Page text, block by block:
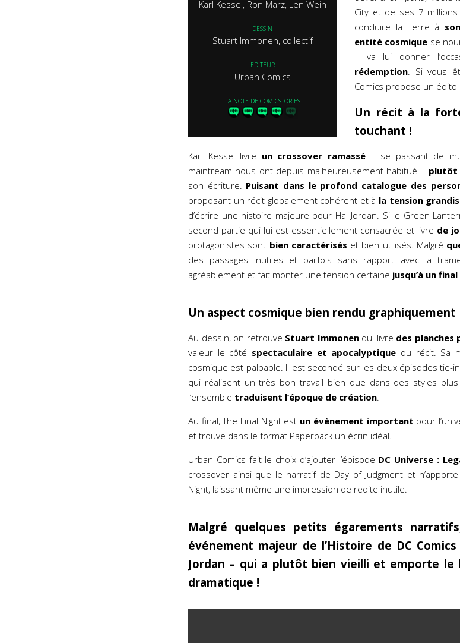
Karl Kessel, Ron Marz, Len Wein
DESSIN
Stuart Immonen, collectif
EDITEUR
Urban Comics
LA NOTE DE COMICSTORIES
City et de ses 7 millions
conduire la Terre à
entité cosmique se
– va lui donner
rédemption. Si vous
Comics propose un
Un récit à la
touchant !
Karl Kessel livre un crossover ramassé– se passant de
maintream nous ont depuis malheureusement habitué – plutôt
son écriture. Puisant dans le profond catalogue des
proposant un récit globalement cohérent et à la tension
d’écrire une histoire majeure pour Hal Jordan. Si le Green
second partie qui lui est essentiellement consacrée et livre de
protagonistes sont bien caractérisés et bien utilisés. Malgré
des passages inutiles et parfois sans rapport avec la
agréablement et fait monter une tension certaine jusqu’à un
Un aspect cosmique bien rendu graphiquement
Au dessin, on retrouve Stuart Immonenqui livre des planches
valeur le côté spectaculaire et apocalyptique du récit. Sa
cosmique est palpable. Il est secondé sur les deux épisodes tie-
qui réalisent un très bon travail bien que dans des styles
l’ensemble traduisent l’époque de création.
Au final, The Final Night est un évènement important pour
et trouve dans le format Paperback un écrin idéal.
Urban Comics fait le choix d’ajouter l’épisode DC Universe :
crossover ainsi que le narratif de Day of Judgment et
Night, laissant même une impression de redite inutile.
Malgré quelques petits égarements
événement majeur de l’Histoire de DC
Jordan – qui a plutôt bien vieilli et emporte le
dramatique !